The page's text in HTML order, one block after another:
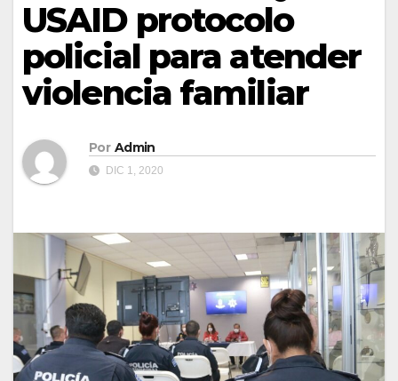
USAID protocolo
policial para atender
violencia familiar
Por Admin
DIC 1, 2020